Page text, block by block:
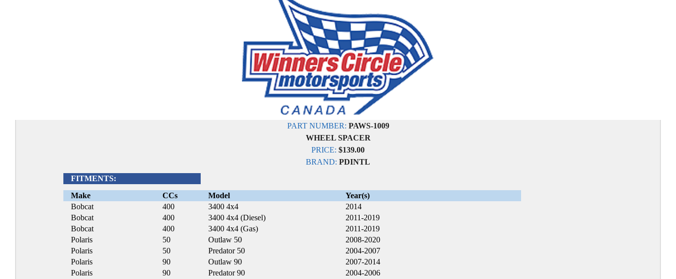
PART NUMBER: PAWS-1009
WHEEL SPACER
PRICE: $139.00
BRAND: PDINTL
FITMENTS:
Make
CCs Model
Year(s)
Bobcat
400 3400 4x4
2014
Bobcat
400 3400 4x4 (Diesel)
2011-2019
Bobcat
400 3400 4x4 (Gas)
2011-2019
Polaris
50 Outlaw 50
2008-2020
Polaris
50 Predator 50
2004-2007
Polaris
90 Outlaw 90
2007-2014
Polaris
90 Predator 90
2004-2006